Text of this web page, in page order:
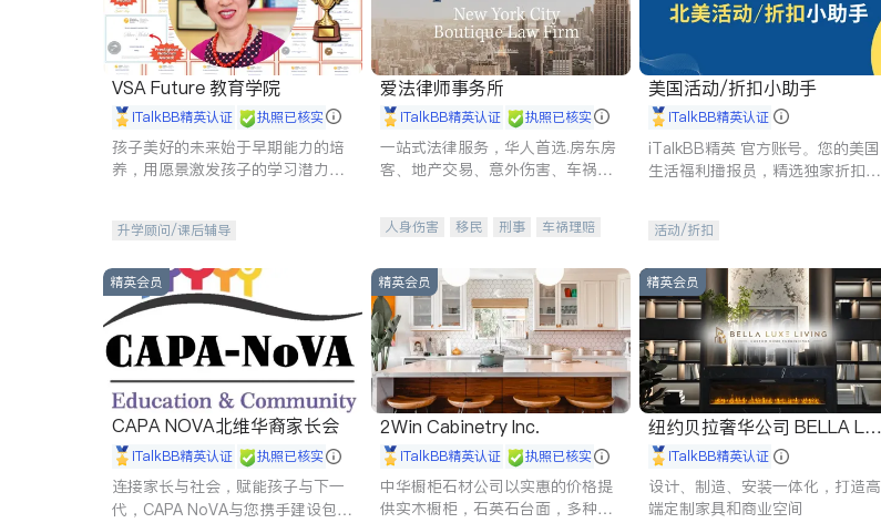
VSA Future 教育学院
iTalkBB精英认证 执照已核实
孩子美好的未来始于早期能力的培
养，用愿景激发孩子的学习潜力和
升学顾问/课后辅导
爱法律师事务所
iTalkBB精英认证 执照已核实
一站式法律服务，华人首选.房东房
客、地产交易、意外伤害、车祸重
人身伤害 移民 刑事
车祸理赔
商标注册
索赔 律师-其它 保释
美国活动/折扣小助手
iTalkBB精英认证
iTalkBB精英 官方账号。您的美国
生活福利播报员，精选独家折扣、
活动/折扣
精英会员
CAPA NOVA北维华裔家长会
iTalkBB精英认证 执照已核实
连接家长与社会，赋能孩子与下一
代，CAPA NoVA与您携手建设包
精英会员
2Win Cabinetry Inc.
iTalkBB精英认证 执照已核实
中华橱柜石材公司以实惠的价格提
供实木橱柜，石英石台面，多种优
精英会员
纽约贝拉奢华公司 BELLA LUX
E iTalkBB精英认证
设计、制造、安装一体化，打造高
端定制家具和商业空间